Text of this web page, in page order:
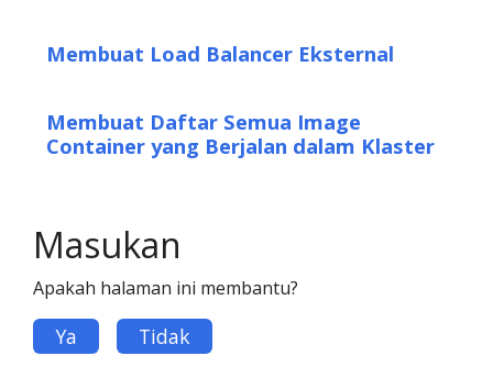
Membuat Load Balancer Eksternal
Membuat Daftar Semua Image
Container yang Berjalan dalam Klaster
Masukan
Apakah halaman ini membantu?
Ya Tidak